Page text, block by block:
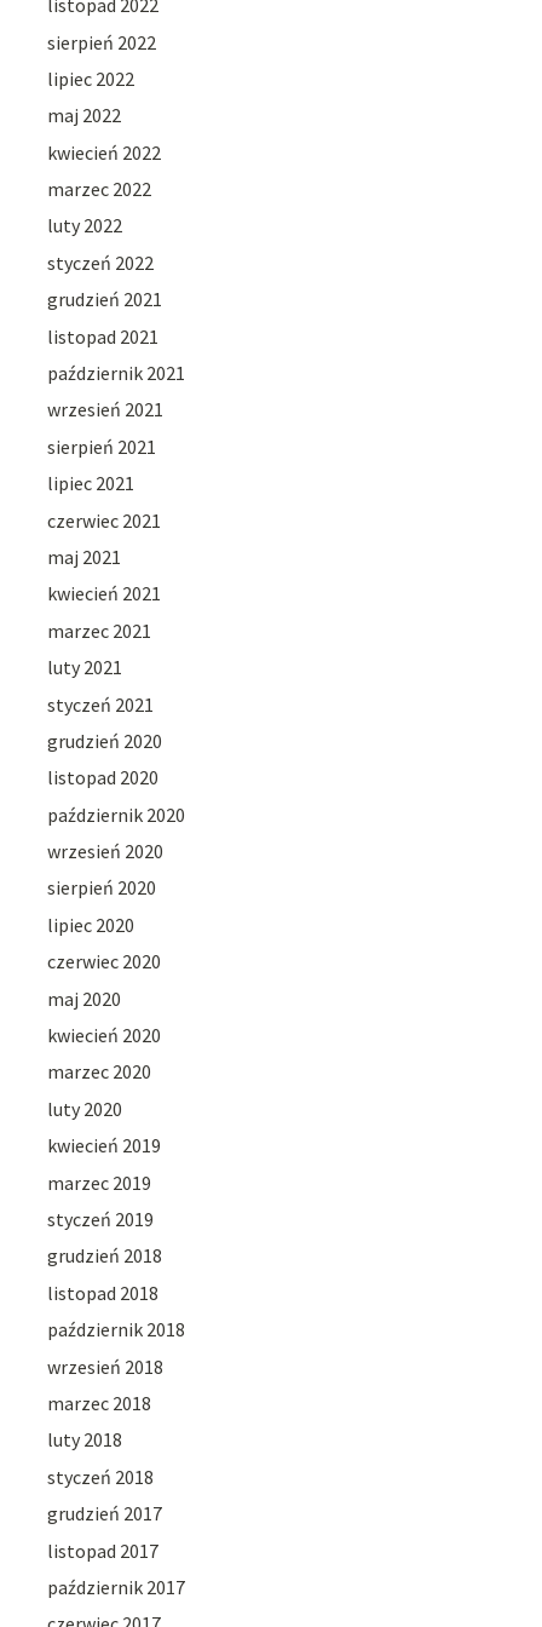
listopad 2022
sierpień 2022
lipiec 2022
maj 2022
kwiecień 2022
marzec 2022
luty 2022
styczeń 2022
grudzień 2021
listopad 2021
październik 2021
wrzesień 2021
sierpień 2021
lipiec 2021
czerwiec 2021
maj 2021
kwiecień 2021
marzec 2021
luty 2021
styczeń 2021
grudzień 2020
listopad 2020
październik 2020
wrzesień 2020
sierpień 2020
lipiec 2020
czerwiec 2020
maj 2020
kwiecień 2020
marzec 2020
luty 2020
kwiecień 2019
marzec 2019
styczeń 2019
grudzień 2018
listopad 2018
październik 2018
wrzesień 2018
marzec 2018
luty 2018
styczeń 2018
grudzień 2017
listopad 2017
październik 2017